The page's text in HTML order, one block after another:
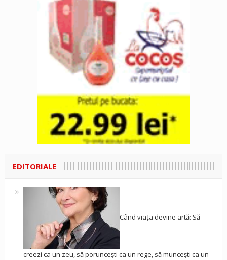
EDITORIALE
Când viața devine artă: Să
creezi ca un zeu, să poruncești ca un rege, să muncești ca un